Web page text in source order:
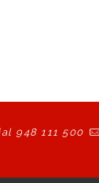
948 111 500